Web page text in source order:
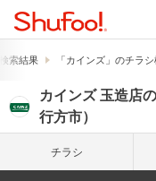
索結果 「カインズ」のチラ
カインズ 玉造店
行方市）
チラシ